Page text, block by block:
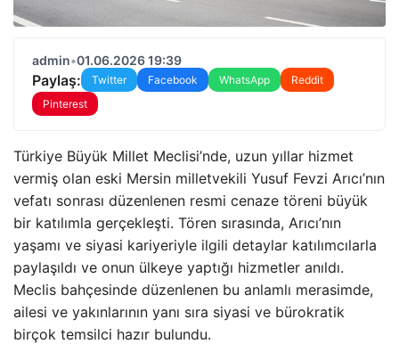
admin•01.06.2026 19:39
Paylaş: Twitter Facebook WhatsApp
Reddit
Pinterest
Türkiye Büyük Millet Meclisi’nde, uzun yıllar hizmet
vermiş olan eski Mersin milletvekili Yusuf Fevzi Arıcı’nın
vefatı sonrası düzenlenen resmi cenaze töreni büyük
bir katılımla gerçekleşti. Tören sırasında, Arıcı’nın
yaşamı ve siyasi kariyeriyle ilgili detaylar katılımcılarla
paylaşıldı ve onun ülkeye yaptığı hizmetler anıldı.
Meclis bahçesinde düzenlenen bu anlamlı merasimde,
ailesi ve yakınlarının yanı sıra siyasi ve bürokratik
birçok temsilci hazır bulundu.